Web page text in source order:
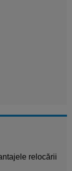
relocării